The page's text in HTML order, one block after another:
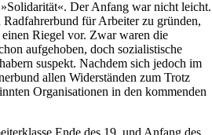
Der Anfang war nicht leicht.
Radfahrerbund für Arbeiter zu gründen,
Riegel vor. Zwar waren die
aufgehoben, doch sozialistische
suspekt. Nachdem sich jedoch im
allen Widerständen zum Trotz
Organisationen in den kommenden
Ende des 19. und Anfang des